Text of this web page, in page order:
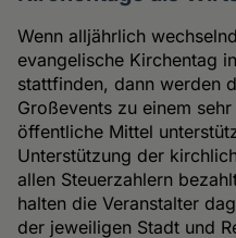
Wenn alljährlich
evangelische Kirchentag
stattfinden, dann werden
Großevents zu einem
öffentliche Mittel
Unterstützung der
allen Steuerzahlern
halten die Veranstalter
der jeweiligen Stadt und